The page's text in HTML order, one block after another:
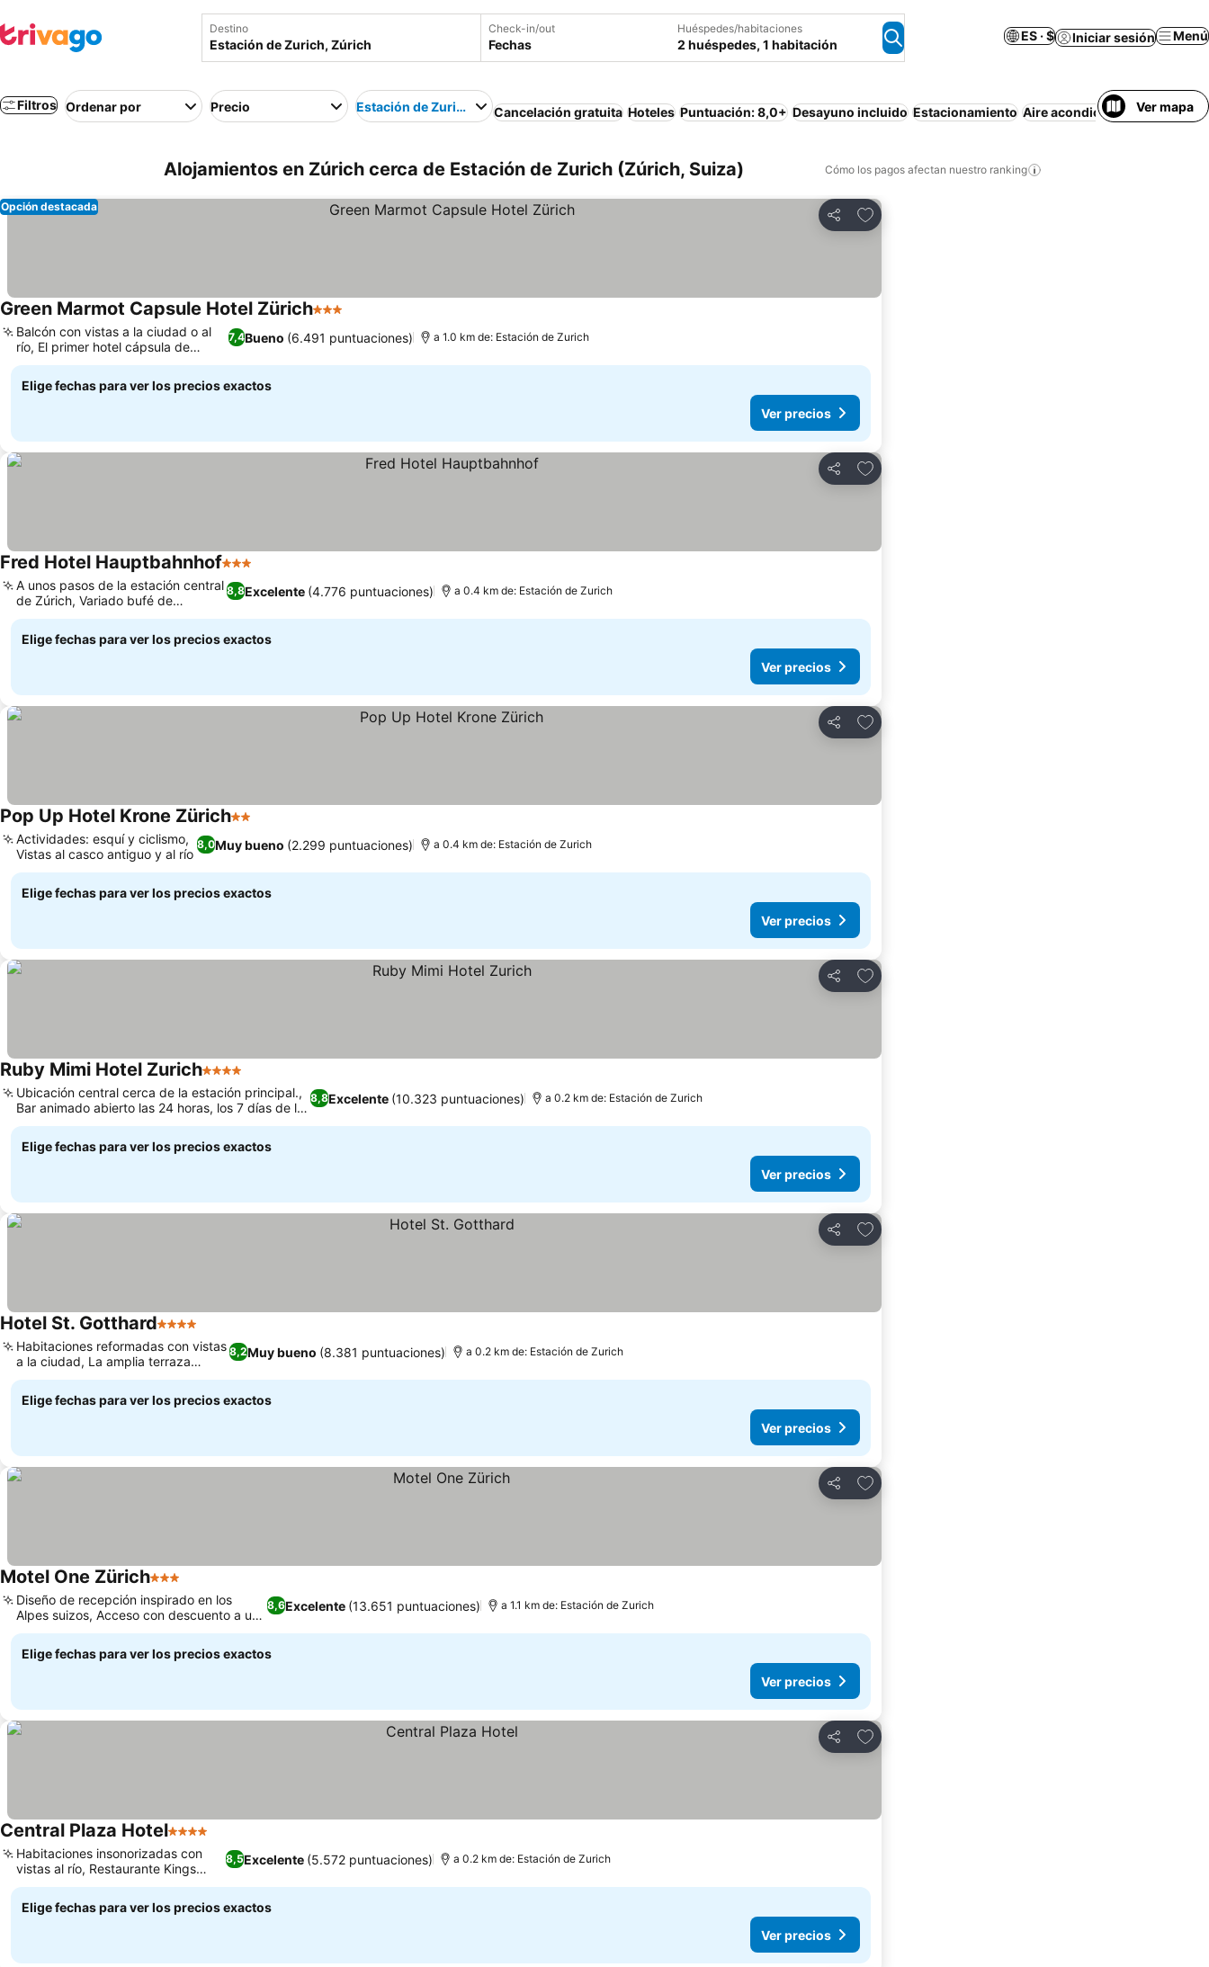
Destino Check-in/out
Fechas
Huéspedes/habitaciones
2 huéspedes, 1 habitación
ES · $ Iniciar sesión Menú
Filtros Ordenar por Precio Estación de Zurich Cancelación gratuita Hoteles Puntuación: 8,0+ Desayuno incluido Estacionamiento Aire acondicionadoVer mapa
Alojamientos en Zúrich cerca de Estación de Zurich (Zúrich, Suiza) Cómo los pagos afectan nuestro ranking
Compartir
Agregar a favoritos
Opción destacada
Green Marmot Capsule Hotel Zürich3 Estrellas
7,4Bueno (6.491 puntuaciones)
Balcón con vistas a la ciudad o al
río, El primer hotel cápsula de
Zúrich
a 1.0 km de: Estación de Zurich
Elige fechas para ver los precios exactos
Ver precios
Compartir
Agregar a favoritos
Fred Hotel Hauptbahnhof3 Estrellas
8,8Excelente (4.776 puntuaciones)
A unos pasos de la estación central
de Zúrich, Variado bufé de
desayuno
a 0.4 km de: Estación de Zurich
Elige fechas para ver los precios exactos
Ver precios
Compartir
Agregar a favoritos
Pop Up Hotel Krone Zürich2 Estrellas
8,0Muy bueno (2.299 puntuaciones)
Actividades: esquí y ciclismo,
Vistas al casco antiguo y al río
a 0.4 km de: Estación de Zurich
Elige fechas para ver los precios exactos
Ver precios
Compartir
Agregar a favoritos
Ruby Mimi Hotel Zurich4 Estrellas
8,8Excelente (10.323 puntuaciones)
Ubicación central cerca de la estación principal.,
Bar animado abierto las 24 horas, los 7 días de la
semana, con música en vivo.
a 0.2 km de: Estación de Zurich
Elige fechas para ver los precios exactos
Ver precios
Compartir
Agregar a favoritos
Hotel St. Gotthard4 Estrellas
8,2Muy bueno (8.381 puntuaciones)
Habitaciones reformadas con vistas
a la ciudad, La amplia terraza
Piazzetta
a 0.2 km de: Estación de Zurich
Elige fechas para ver los precios exactos
Ver precios
Compartir
Agregar a favoritos
Motel One Zürich3 Estrellas
8,6Excelente (13.651 puntuaciones)
Diseño de recepción inspirado en los
Alpes suizos, Acceso con descuento a un
gimnasio cercano
a 1.1 km de: Estación de Zurich
Elige fechas para ver los precios exactos
Ver precios
Compartir
Agregar a favoritos
Central Plaza Hotel4 Estrellas
8,5Excelente (5.572 puntuaciones)
Habitaciones insonorizadas con
vistas al río, Restaurante Kings
Cave grill
a 0.2 km de: Estación de Zurich
Elige fechas para ver los precios exactos
Ver precios